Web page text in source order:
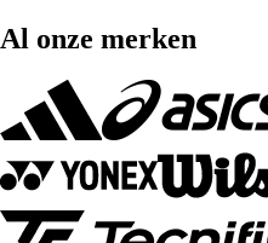
Al onze merken